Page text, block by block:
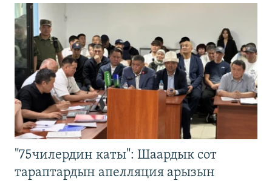
"75чилердин каты": Шаардык сот
тараптардын апелляция арызын